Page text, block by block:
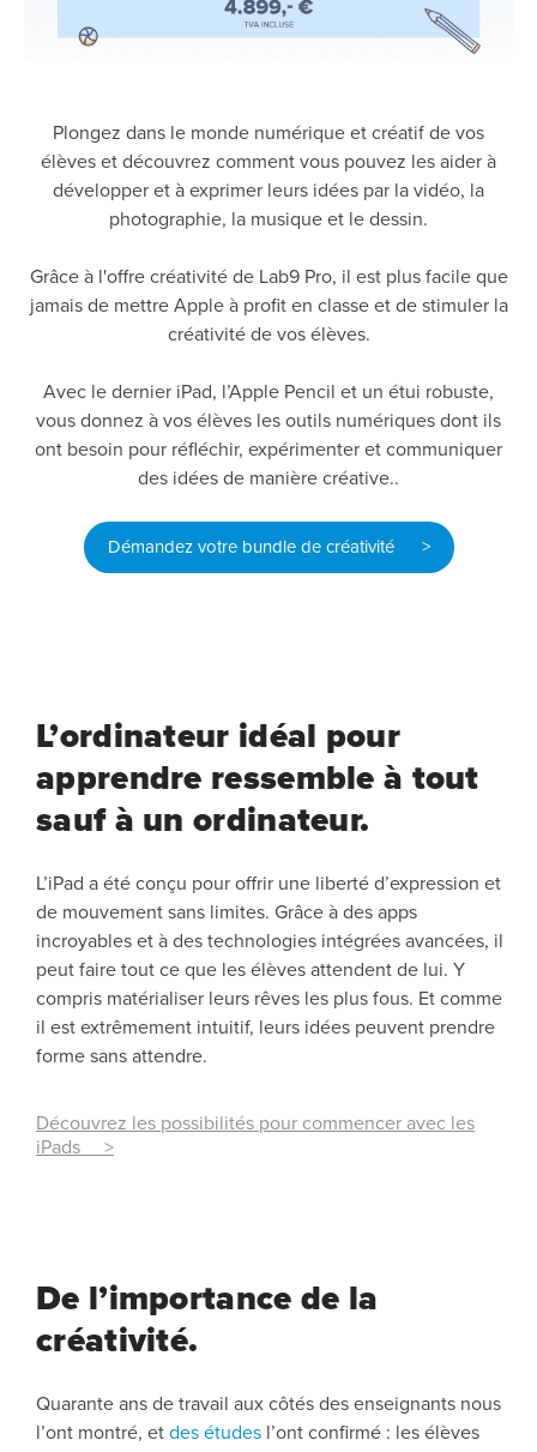
Plongez dans le monde numérique et créatif de vos
élèves et découvrez comment vous pouvez les aider à
développer et à exprimer leurs idées par la vidéo, la
photographie, la musique et le dessin.
Grâce à l'offre créativité de Lab9 Pro, il est plus facile que
jamais de mettre Apple à profit en classe et de stimuler la
créativité de vos élèves.
Avec le dernier iPad, l’Apple Pencil et un étui robuste,
vous donnez à vos élèves les outils numériques dont ils
ont besoin pour réfléchir, expérimenter et communiquer
des idées de manière créative..
Démandez votre bundle de créativité >
L’ordinateur idéal pour
apprendre ressemble à tout
sauf à un ordinateur.
L’iPad a été conçu pour offrir une liberté d’expression et
de mouvement sans limites. Grâce à des apps
incroyables et à des technologies intégrées avancées, il
peut faire tout ce que les élèves attendent de lui. Y
compris matérialiser leurs rêves les plus fous. Et comme
il est extrêmement intuitif, leurs idées peuvent prendre
forme sans attendre.
Découvrez les possibilités pour commencer avec les
iPads >
De l’importance de la
créativité.
Quarante ans de travail aux côtés des enseignants nous
l’ont montré, etdes études l’ont confirmé : les élèves